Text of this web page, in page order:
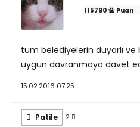
115790 Puan
tüm belediyelerin duyarlı ve
uygun davranmaya davet
15.02.2016 07:25
Patile 2